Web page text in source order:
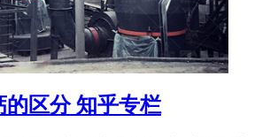
的区分 知乎专栏